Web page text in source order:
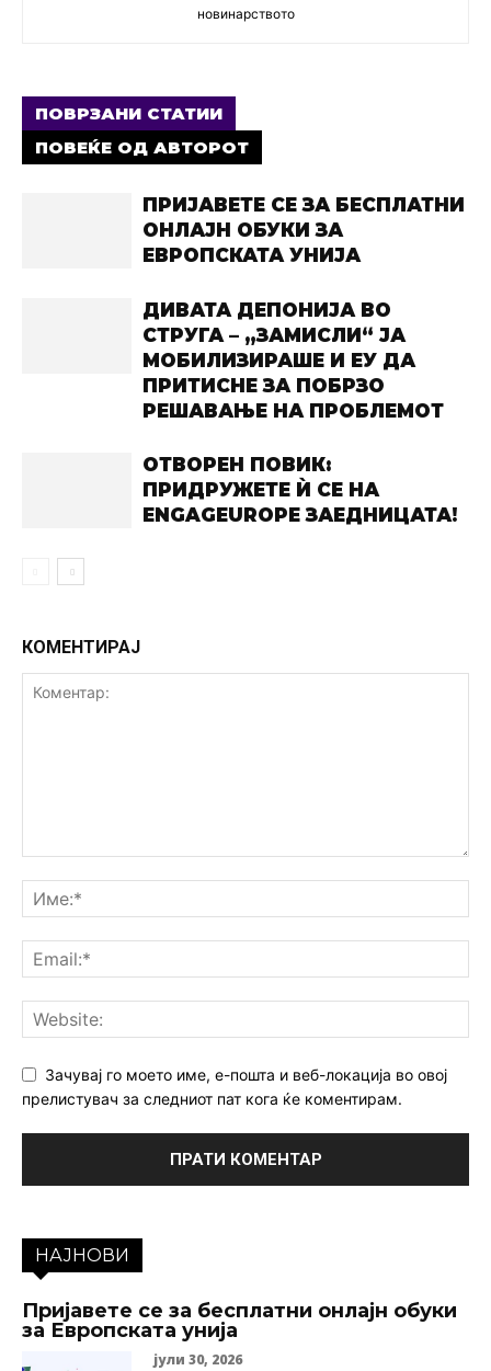
новинарството
ПОВРЗАНИ СТАТИИ
ПОВЕЌЕ ОД АВТОРОТ
ПРИЈАВЕТЕ СЕ ЗА БЕСПЛАТНИ
ОНЛАЈН ОБУКИ ЗА
ЕВРОПСКАТА УНИЈА
ДИВАТА ДЕПОНИЈА ВО
СТРУГА – „ЗАМИСЛИ“ ЈА
МОБИЛИЗИРАШЕ И ЕУ ДА
ПРИТИСНЕ ЗА ПОБРЗО
РЕШАВАЊЕ НА ПРОБЛЕМОТ
ОТВОРЕН ПОВИК:
ПРИДРУЖЕТЕ Ѝ СЕ НА
ENGAGEUROPE ЗАЕДНИЦАТА!
КОМЕНТИРАЈ
Зачувај го моето име, е-пошта и веб-локација во овој
прелистувач за следниот пат кога ќе коментирам.
НАЈНОВИ
Пријавете се за бесплатни онлајн обуки
за Европската унија
јули 30, 2026